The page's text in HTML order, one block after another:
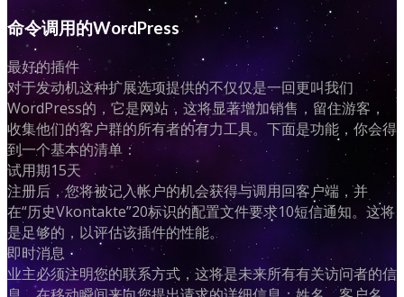
命令调用的WordPress
最好的插件
对于发动机这种扩展选项提供的不仅仅是一回更叫我们
WordPress的，它是网站，这将显著增加销售，留住游客，
收集他们的客户群的所有者的有力工具。下面是功能，你会得
到一个基本的清单：
试用期15天
注册后，您将被记入帐户的机会获得与调用回客户端，并
在“历史Vkontakte”20标识的配置文件要求10短信通知。这将
是足够的，以评估该插件的性能。
即时消息
业主必须注明您的联系方式，这将是未来所有有关访问者的信